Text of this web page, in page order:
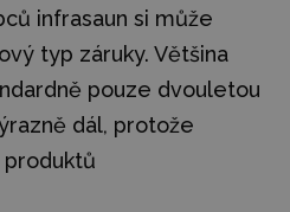
infrasaun si může
typ záruky. Většina
pouze dvouletou
dál, protože